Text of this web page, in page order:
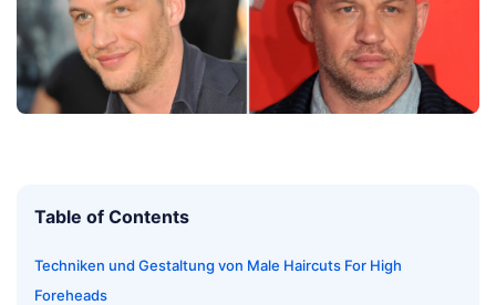
Table of Contents
Techniken und Gestaltung von Male Haircuts For High
Foreheads